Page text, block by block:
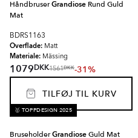
HåndbruserGrandiose Rund Guld
Mat
BDRS1163
Overflade: Matt
Materiale: Mässing
1079DKK1561DKK-31%
TILFØJ TIL KURV
🥇 TOPPDESIGN 2025
BruseholderGrandioseGuld Mat